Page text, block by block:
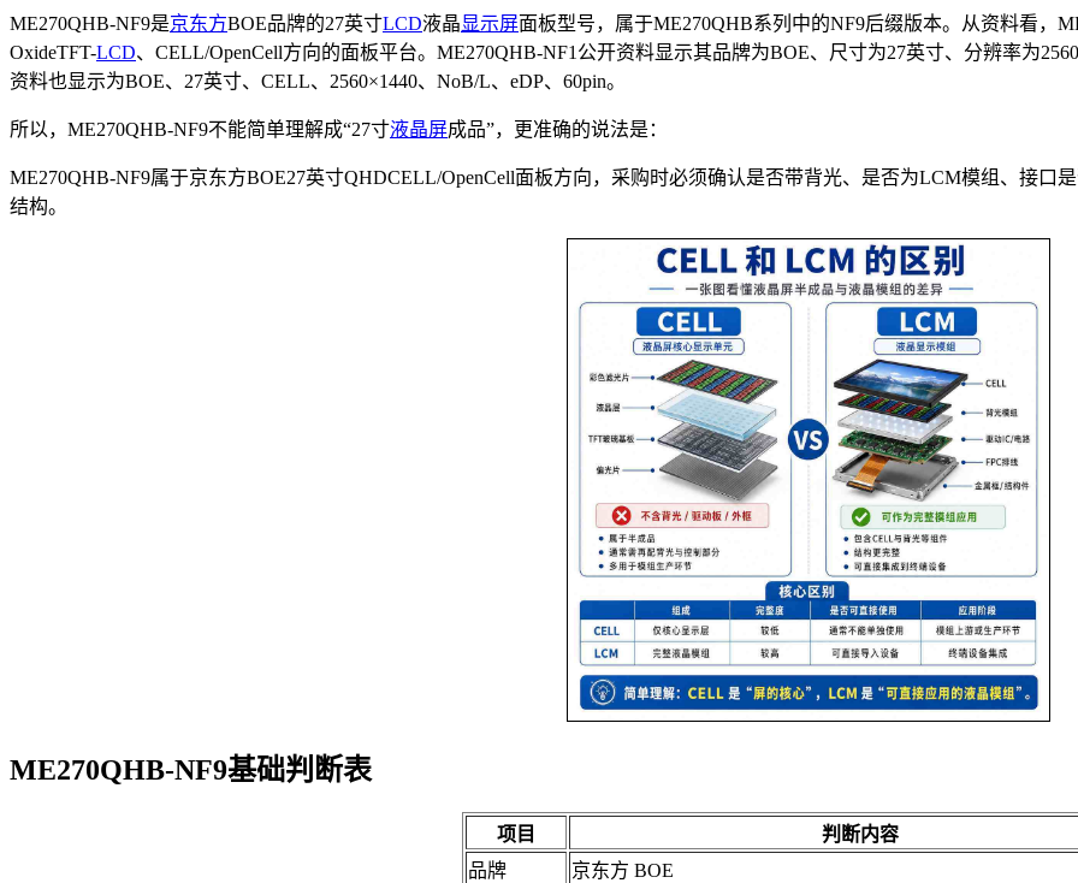
ME270QHB-NF9是京东方BOE品牌的27英寸LCD液晶显示屏面板型号，属于ME270QHB系列中的NF9后缀版本。从资料看，
OxideTFT-LCD、CELL/OpenCell方向的面板平台。ME270QHB-NF1公开资料显示其品牌为BOE、尺寸为27英寸、分辨率为
资料也显示为BOE、27英寸、CELL、2560×1440、NoB/L、eDP、60pin。
所以，ME270QHB-NF9不能简单理解成“27寸液晶屏成品”，更准确的说法是：
ME270QHB-NF9属于京东方BOE27英寸QHDCELL/OpenCell面板方向，采购时必须确认是否带背光、是否为LCM模组、接口
结构。
ME270QHB-NF9基础判断表
项目
判断内容
品牌
京东方 BOE